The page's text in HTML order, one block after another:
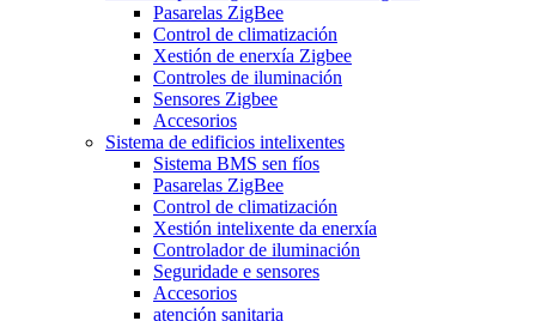
Pasarelas ZigBee
Control de climatización
Xestión de enerxía Zigbee
Controles de iluminación
Sensores Zigbee
Accesorios
Sistema de edificios intelixentes
Sistema BMS sen fíos
Pasarelas ZigBee
Control de climatización
Xestión intelixente da enerxía
Controlador de iluminación
Seguridade e sensores
Accesorios
atención sanitaria